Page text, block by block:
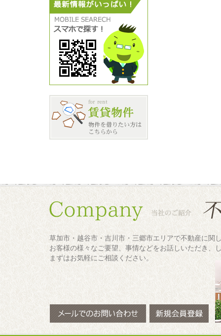
草加市・越谷市・吉川市・三郷市エリアで不動産に関
お客様の様々なご要望、事情などをお話しいただき、
まずはお気軽にご相談ください。